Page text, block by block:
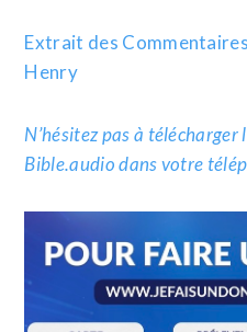
Extrait des
Henry
N’hésitez pas à
Bible.audio dans votre